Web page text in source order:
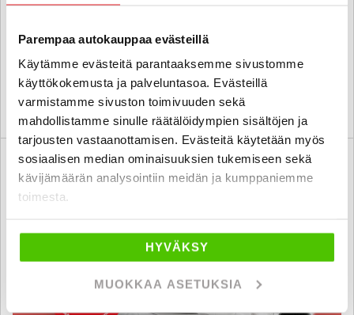
Parempaa autokauppaa evästeillä
Käytämme evästeitä parantaaksemme sivustomme
käyttökokemusta ja palveluntasoa. Evästeillä
varmistamme sivuston toimivuuden sekä
mahdollistamme sinulle räätälöidympien sisältöjen ja
tarjousten vastaanottamisen. Evästeitä käytetään myös
sosiaalisen median ominaisuuksien tukemiseen sekä
kävijämäärän analysointiin meidän ja kumppaniemme
toimesta.
HYVÄKSY
MUOKKAA ASETUKSIA
2006 , Automaatti, Bensiini, 95 000 km
5 900 €4 999 €
alk. 94 € / kk
KATSO TIEDOT WHATSAPP